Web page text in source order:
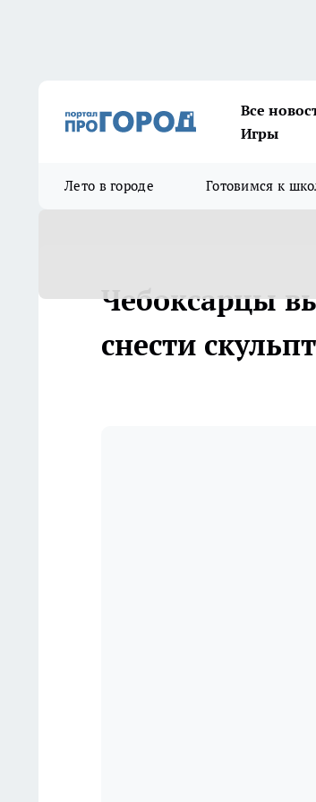
Все
Игры
Лето в городе Готовимся к
Чебоксарцы
снести